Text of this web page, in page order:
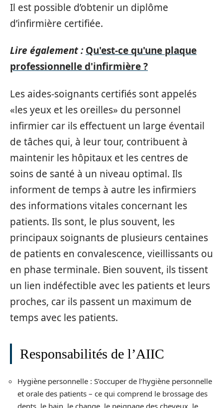
Il est possible d’obtenir un diplôme
d’infirmière certifiée.
Lire également : Qu'est-ce qu'une plaque
professionnelle d'infirmière ?
Les aides-soignants certifiés sont appelés
«les yeux et les oreilles» du personnel
infirmier car ils effectuent un large éventail
de tâches qui, à leur tour, contribuent à
maintenir les hôpitaux et les centres de
soins de santé à un niveau optimal. Ils
informent de temps à autre les infirmiers
des informations vitales concernant les
patients. Ils sont, le plus souvent, les
principaux soignants de plusieurs centaines
de patients en convalescence, vieillissants ou
en phase terminale. Bien souvent, ils tissent
un lien indéfectible avec les patients et leurs
proches, car ils passent un maximum de
temps avec les patients.
Responsabilités de l’AIIC
Hygiène personnelle : S’occuper de l’hygiène personnelle
et orale des patients – ce qui comprend le brossage des
dents, le bain, le change, le peignage des cheveux, le